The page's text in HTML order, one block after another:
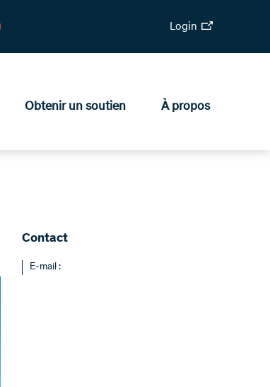
Login
Obtenir un soutien À propos
Contact
E-mail :